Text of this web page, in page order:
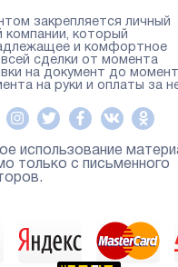
закрепляется личный
который
и комфортное
сделки от момента
на документ до
на руки и оплаты за
использование
только с письменного